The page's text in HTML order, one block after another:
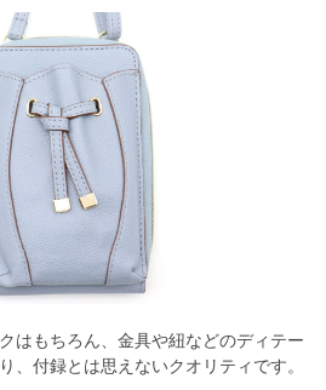
はもちろん、金具や紐などのディテー
、付録とは思えないクオリティです。